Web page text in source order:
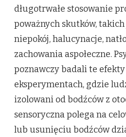
długotrwałe stosowanie
poważnych skutków,
niepokój, halucynacje,
zachowania aspołeczne.
poznawczy badali te
eksperymentach, gdzie
izolowani od bodźców z
sensoryczna polega na
lub usunięciu bodźców